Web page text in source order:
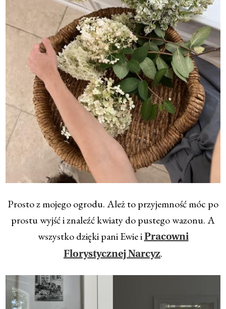
Prosto z mojego ogrodu. Ależ to przyjemność móc po
prostu wyjść i znaleźć kwiaty do pustego wazonu. A
wszystko dzięki pani Ewie iPracowni
Florystycznej Narcyz.